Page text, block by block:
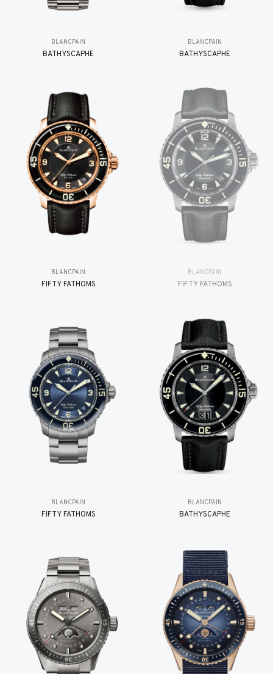
BLANCPAIN
BATHYSCAPHE
BLANCPAIN
BATHYSCAPHE
BLANCPAIN
FIFTY FATHOMS
BLANCPAIN
FIFTY FATHOMS
BLANCPAIN
FIFTY FATHOMS
BLANCPAIN
BATHYSCAPHE